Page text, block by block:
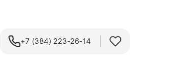
+7 (384) 223-26-14‬